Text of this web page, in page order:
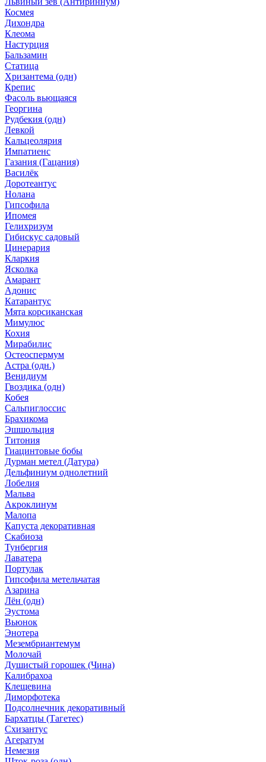
Космея
Дихондра
Клеома
Настурция
Бальзамин
Статица
Хризантема (одн)
Крепис
Фасоль вьющаяся
Георгина
Рудбекия (одн)
Левкой
Кальцеолярия
Импатиенс
Газания (Гацания)
Василёк
Доротеантус
Нолана
Гипсофила
Ипомея
Гелихризум
Гибискус садовый
Цинерария
Кларкия
Ясколка
Амарант
Адонис
Катарантус
Мята корсиканская
Мимулюс
Кохия
Мирабилис
Остеоспермум
Астра (одн.)
Венидиум
Гвоздика (одн)
Кобея
Сальпиглоссис
Брахикома
Эшшольция
Титония
Гиацинтовые бобы
Дурман метел (Датура)
Дельфиниум однолетний
Лобелия
Мальва
Акроклинум
Малопа
Капуста декоративная
Скабиоза
Тунбергия
Лаватера
Портулак
Гипсофила метельчатая
Азарина
Лён (одн)
Эустома
Вьюнок
Энотера
Мезембриантемум
Молочай
Душистый горошек (Чина)
Калибрахоа
Клещевина
Диморфотека
Подсолнечник декоративный
Бархатцы (Тагетес)
Схизантус
Агератум
Немезия